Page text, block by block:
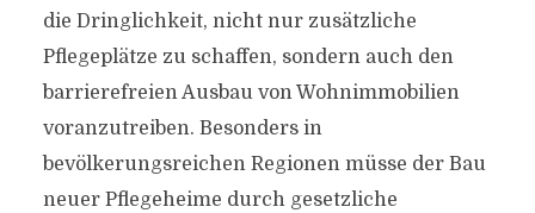
die Dringlichkeit, nicht nur zusätzliche
Pflegeplätze zu schaffen, sondern auch den
barrierefreien Ausbau von Wohnimmobilien
voranzutreiben. Besonders in
bevölkerungsreichen Regionen müsse der Bau
neuer Pflegeheime durch gesetzliche